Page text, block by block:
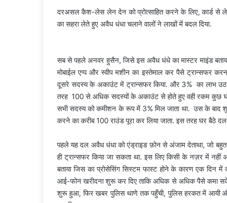
दरअसल कैश-लेस लेन देन को प्रोत्साहित करने के लिए, कार्ड से
का सहरा लेते हुए अवैध धंधा चलाने वालों ने लाखों में बदल दिया.
सब से पहले अनवर हुसैन, जिसे इस अवैध धंधे का मास्टर माइंड
मोबाईल एप्प और स्वीप मशीन का इस्तेमाल कर पैसे
दूसरे सदस्य के अकाउंट में ट्रान्सफर किया. और 3% का लाभ
तरह 100 से अधिक सदस्यों के अकाउंट से होते हुए वही रकम कुछ
सभी सदस्य को कमीशन के रूप में 3% मिल जाता था. उस के बाद
करने का करीब 100 राउंड पूरा कर लिया जाता. इस तरह घर बैठे
पहले यह दल अवैध धंधा को एंड्राइड फ़ोन से अंजाम देताथा, जो
ही ट्रान्सफर किया जा सकता था. इस लिए किसी के नज़र में
बताया जिस का प्रोसेसिंग सिस्टम फास्ट होने के कारण एक
आई-फोन खरीदना शुरू कर दिए ताकि अधिक से अधिक पैसे कमा सकें.
शुरू हुआ, फिर खबर पुलिस थाणे तक पहुँची, पुलिस हरकत में आयी